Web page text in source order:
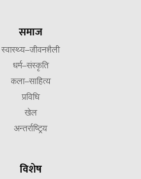
समाज
स्वास्थ्य–जीवनशैली
धर्म–संस्कृति
कला–साहित्य
प्रविधि
खेल
अन्तर्राष्ट्रिय
विशेष